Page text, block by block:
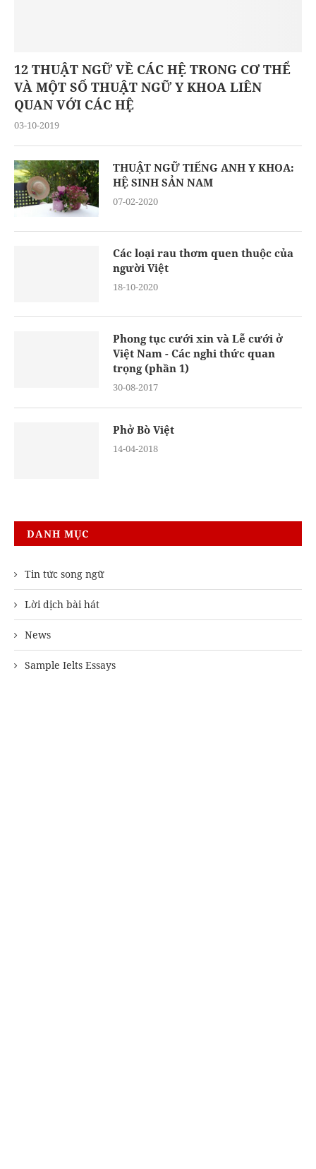
12 THUẬT NGỮ VỀ CÁC HỆ TRONG CƠ THỂ
VÀ MỘT SỐ THUẬT NGỮ Y KHOA LIÊN
QUAN VỚI CÁC HỆ
03-10-2019
THUẬT NGỮ TIẾNG ANH Y KHOA:
HỆ SINH SẢN NAM
07-02-2020
Các loại rau thơm quen thuộc của
người Việt
18-10-2020
Phong tục cưới xin và Lễ cưới ở
Việt Nam - Các nghi thức quan
trọng (phần 1)
30-08-2017
Phở Bò Việt
14-04-2018
DANH MỤC
Tin tức song ngữ
Lời dịch bài hát
News
Sample Ielts Essays